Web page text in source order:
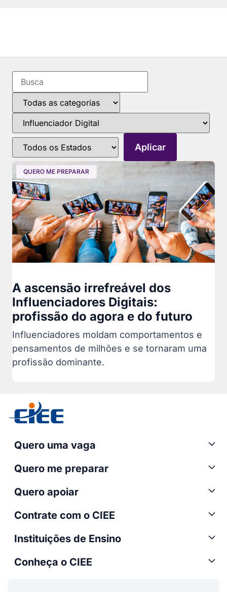
QUERO ME PREPARAR
A ascensão irrefreável dos
Influenciadores Digitais:
profissão do agora e do futuro
Influenciadores moldam comportamentos e
pensamentos de milhões e se tornaram uma
profissão dominante.
Quero uma vaga
Quero me preparar
Quero apoiar
Contrate com o CIEE
Instituições de Ensino
Conheça o CIEE